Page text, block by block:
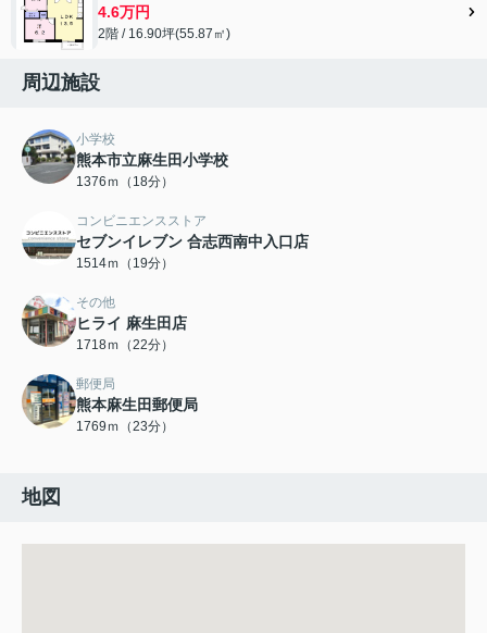
4.6万円
2階 / 16.90坪(55.87㎡)
周辺施設
小学校
熊本市立麻生田小学校
1376ｍ（18分）
コンビニエンスストア
セブンイレブン 合志西南中入口店
1514ｍ（19分）
その他
ヒライ 麻生田店
1718ｍ（22分）
郵便局
熊本麻生田郵便局
1769ｍ（23分）
地図